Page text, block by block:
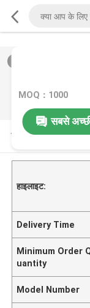
MOQ：1000
सबसे
उत्पाद विवरण
हाइलाइट:
Delivery Time
Minimum Order
uantity
Model Number